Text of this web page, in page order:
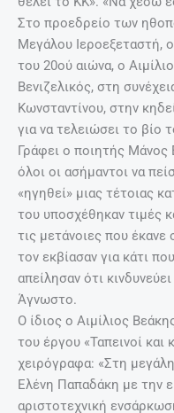
Στο προεδρείο των
Μεγάλου Ιεροεξεταστή,
του 20ού αιώνα, ο
Βενιζελικός, στη
Κωνσταντίνου, στην
για να τελειώσει το βίο
Γράφει ο ποιητής
όλοι οι ασήμαντοι να
«ηγηθεί» μιας τέτοιας
του υποσχέθηκαν τιμές
τις μετάνοιες που
τον εκβίασαν για κάτι
απείλησαν ότι
Άγνωστο.
Ο ίδιος ο Αιμίλιος
του έργου «Ταπεινοί
χειρόγραφα: «Στη
Ελένη Παπαδάκη με την
αριστοτεχνική